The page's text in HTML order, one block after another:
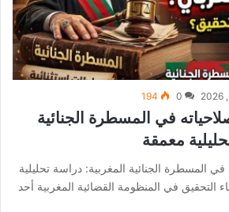
0
194
في المسطرة الجنائية
معمقة
المسطرة الجنائية المغربية: دراسة تحليلية
في المنظومة القضائية المغربية أحد